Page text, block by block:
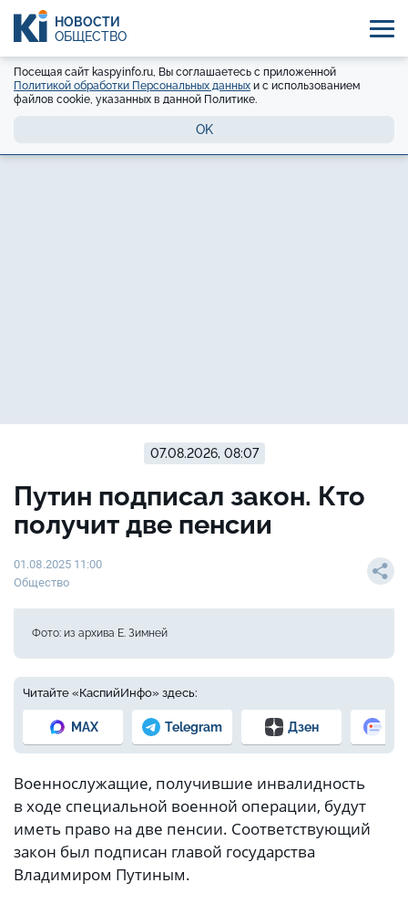
НОВОСТИ
ОБЩЕСТВО
Посещая сайт kaspyinfo.ru, Вы соглашаетесь с приложенной
Политикой обработки Персональных данных и с использованием
файлов cookie, указанных в данной Политике.
OK
07.08.2026, 08:07
Путин подписал закон. Кто
получит две пенсии
01.08.2025 11:00
Общество
Фото: из архива Е. Зимней
Читайте «КаспийИнфо» здесь:
MAX Telegram Дзен
Военнослужащие, получившие инвалидность
в ходе специальной военной операции, будут
иметь право на две пенсии. Соответствующий
закон был подписан главой государства
Владимиром Путиным.